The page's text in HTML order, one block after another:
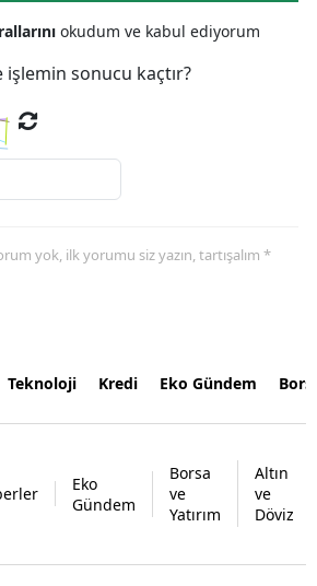
okudum ve kabul ediyorum
işlemin sonucu kaçtır?
yok, ilk yorumu siz yazın, tartışalım *
Teknoloji Kredi Eko Gündem
Eko
Gündem
Borsa
ve
Yatırım
Altın
ve
Döviz